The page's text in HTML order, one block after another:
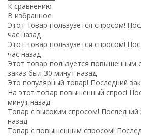
К сравнению
В избранное
Этот товар пользузется спросом!
час назад
Этот товар пользузется спросом!
час назад
Этот товар пользуется повышенным
заказ был 30 минут назад
Это популярный товар! Последний
На этот товар повышенный спрос!
минут назад
Товар с высоким спросом! Последний
назад
Товар с повышенным спросом!